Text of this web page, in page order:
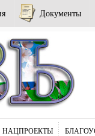
Документы
НАЦПРОЕКТЫ